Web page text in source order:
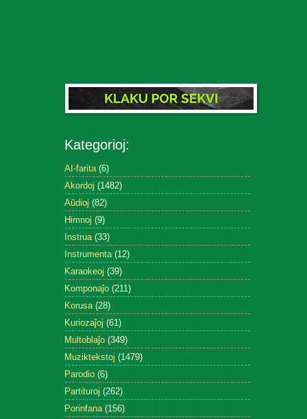
Kategorioj:
AI-farita (6)
Akordoj (1482)
Aŭdioj (82)
Himnoj (9)
Instrua (33)
Instrumenta (12)
Karaokeoj (39)
Komponaĵo (211)
Korusa (28)
Kuriozaĵoj (61)
Multoblaĵo (349)
Muziktekstoj (1479)
Parodio (6)
Partituroj (262)
Porinfana (156)